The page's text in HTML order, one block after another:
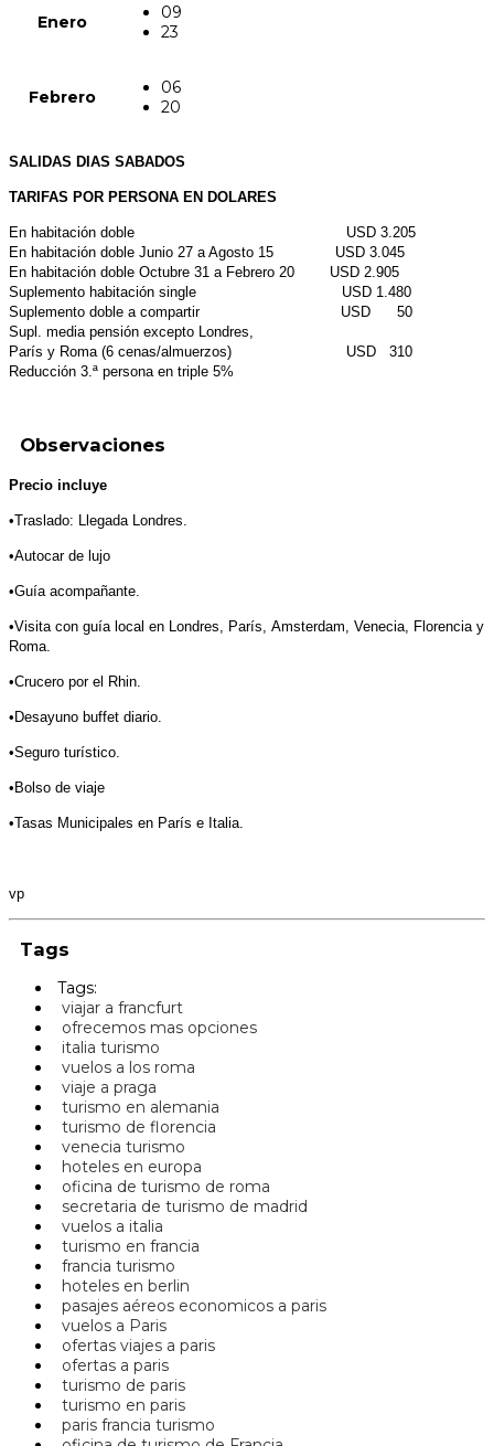
Enero
09
23
Febrero
06
20
SALIDAS DIAS SABADOS
TARIFAS POR PERSONA EN DOLARES
En habitación doble USD 3.205
En habitación doble Junio 27 a Agosto 15 USD 3.045
En habitación doble Octubre 31 a Febrero 20 USD 2.905
Suplemento habitación single USD 1.480
Suplemento doble a compartir USD 50
Supl. media pensión excepto Londres,
París y Roma (6 cenas/almuerzos) USD 310
Reducción 3.ª persona en triple 5%
Observaciones
Precio incluye
•Traslado: Llegada Londres.
•Autocar de lujo
•Guía acompañante.
•Visita con guía local en Londres, París, Amsterdam, Venecia, Florencia y
Roma.
•Crucero por el Rhin.
•Desayuno buffet diario.
•Seguro turístico.
•Bolso de viaje
•Tasas Municipales en París e Italia.
vp
Tags
Tags:
viajar a francfurt
ofrecemos mas opciones
italia turismo
vuelos a los roma
viaje a praga
turismo en alemania
turismo de florencia
venecia turismo
hoteles en europa
oficina de turismo de roma
secretaria de turismo de madrid
vuelos a italia
turismo en francia
francia turismo
hoteles en berlin
pasajes aéreos economicos a paris
vuelos a Paris
ofertas viajes a paris
ofertas a paris
turismo de paris
turismo en paris
paris francia turismo